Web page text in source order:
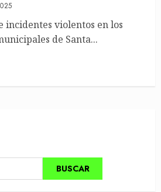
incidentes violentos en los
de Santa...
BUSCAR